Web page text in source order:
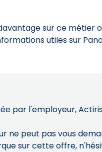
sur ce métier
utiles sur
par l'employeur,
ne peut pas vous
sur cette offre,